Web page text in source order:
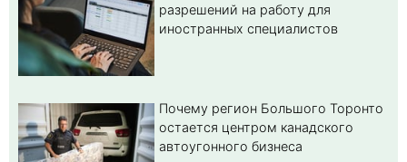
разрешений на работу для
иностранных специалистов
Почему регион Большого Торонто
остается центром канадского
автоугонного бизнеса